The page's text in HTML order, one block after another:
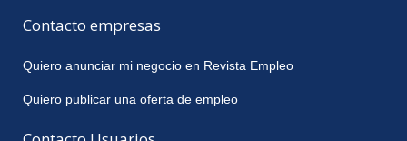
Contacto empresas
Quiero anunciar mi negocio en Revista Empleo
Quiero publicar una oferta de empleo